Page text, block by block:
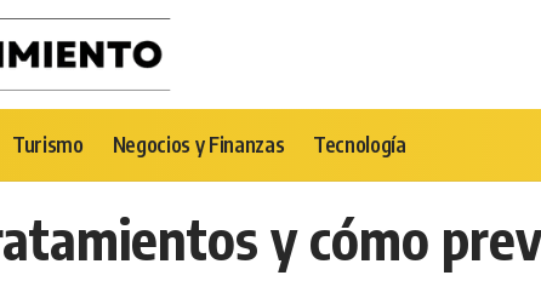
Turismo Negocios y Finanzas Tecnología
y cómo